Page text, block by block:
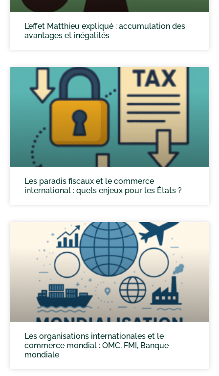
L’effet Matthieu expliqué : accumulation des
avantages et inégalités
Les paradis fiscaux et le commerce
international : quels enjeux pour les États ?
Les organisations internationales et le
commerce mondial : OMC, FMI, Banque
mondiale